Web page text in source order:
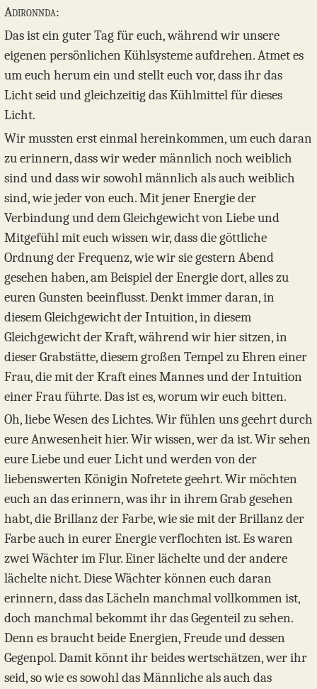
Adironnda:
Das ist ein guter Tag für euch, während wir unsere
eigenen persönlichen Kühlsysteme aufdrehen. Atmet es
um euch herum ein und stellt euch vor, dass ihr das
Licht seid und gleichzeitig das Kühlmittel für dieses
Licht.
Wir mussten erst einmal hereinkommen, um euch daran
zu erinnern, dass wir weder männlich noch weiblich
sind und dass wir sowohl männlich als auch weiblich
sind, wie jeder von euch. Mit jener Energie der
Verbindung und dem Gleichgewicht von Liebe und
Mitgefühl mit euch wissen wir, dass die göttliche
Ordnung der Frequenz, wie wir sie gestern Abend
gesehen haben, am Beispiel der Energie dort, alles zu
euren Gunsten beeinflusst. Denkt immer daran, in
diesem Gleichgewicht der Intuition, in diesem
Gleichgewicht der Kraft, während wir hier sitzen, in
dieser Grabstätte, diesem großen Tempel zu Ehren einer
Frau, die mit der Kraft eines Mannes und der Intuition
einer Frau führte. Das ist es, worum wir euch bitten.
Oh, liebe Wesen des Lichtes. Wir fühlen uns geehrt durch
eure Anwesenheit hier. Wir wissen, wer da ist. Wir sehen
eure Liebe und euer Licht und werden von der
liebenswerten Königin Nofretete geehrt. Wir möchten
euch an das erinnern, was ihr in ihrem Grab gesehen
habt, die Brillanz der Farbe, wie sie mit der Brillanz der
Farbe auch in eurer Energie verflochten ist. Es waren
zwei Wächter im Flur. Einer lächelte und der andere
lächelte nicht. Diese Wächter können euch daran
erinnern, dass das Lächeln manchmal vollkommen ist,
doch manchmal bekommt ihr das Gegenteil zu sehen.
Denn es braucht beide Energien, Freude und dessen
Gegenpol. Damit könnt ihr beides wertschätzen, wer ihr
seid, so wie es sowohl das Männliche als auch das